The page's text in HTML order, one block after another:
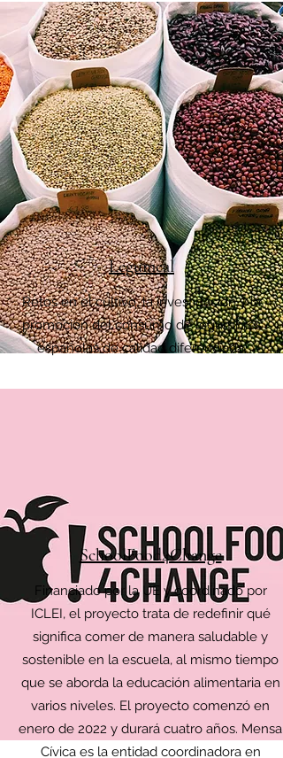
Legumcal
Retos en el cultivo, la investigación y la
promoción del consumo de legumbres
españolas de calidad diferenciada.
SchoolFood4Change
Financiado por la UE y coordinado por
ICLEI, el proyecto trata de redefinir qué
significa comer de manera saludable y
sostenible en la escuela, al mismo tiempo
que se aborda la educación alimentaria en
varios niveles. El proyecto comenzó en
enero de 2022 y durará cuatro años. Mensa
Cívica es la entidad coordinadora en